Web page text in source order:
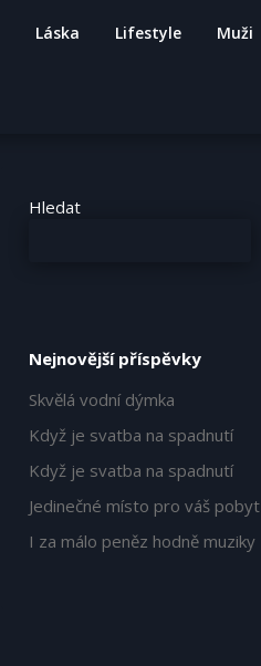
Láska Lifestyle Muži
Hledat
Nejnovější příspěvky
Skvělá vodní dýmka
Když je svatba na spadnutí
Když je svatba na spadnutí
Jedinečné místo pro váš pobyt
I za málo peněz hodně muziky